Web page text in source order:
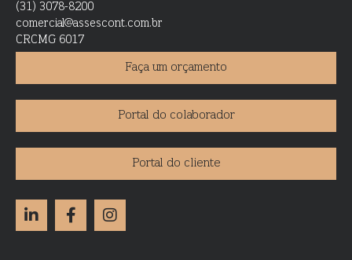
(31) 3078-8200
comercial@assescont.com.br
CRCMG 6017
Faça um orçamento
Portal do colaborador
Portal do cliente